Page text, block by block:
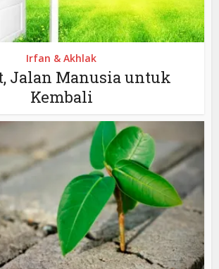
Irfan & Akhlak
Jalan Manusia untuk
Kembali